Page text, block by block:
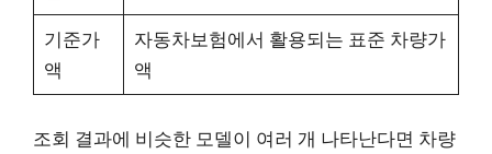
기준가
액
자동차보험에서 활용되는 표준 차량가
액
조회 결과에 비슷한 모델이 여러 개 나타난다면 차량